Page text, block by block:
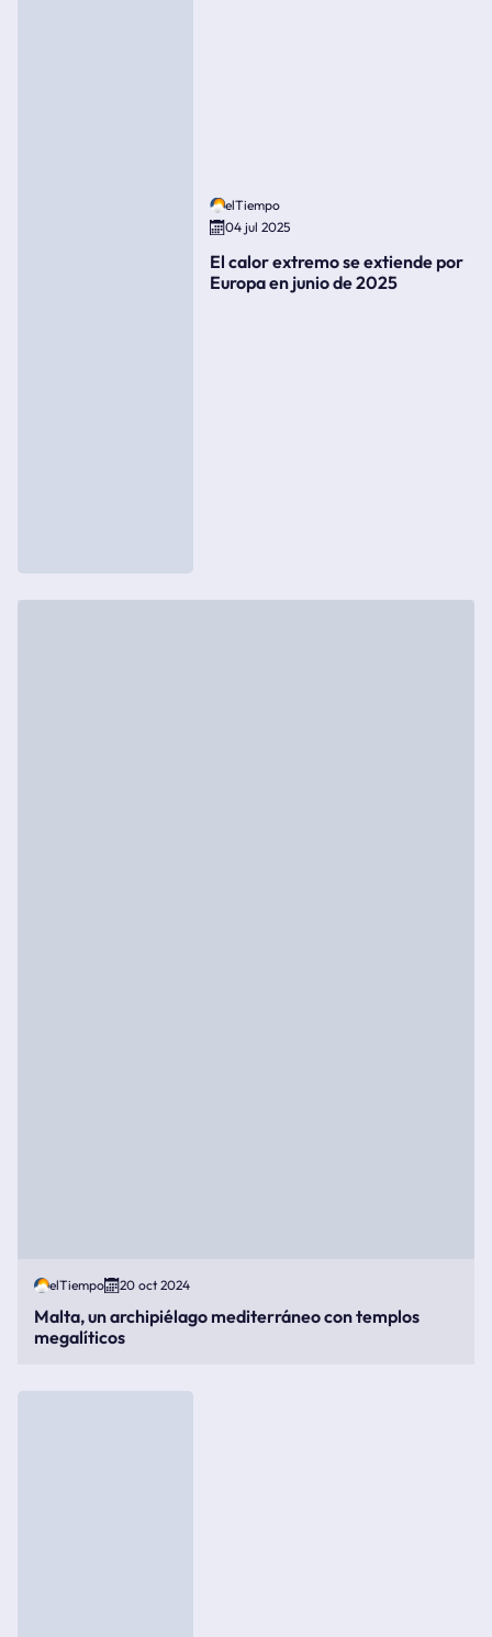
elTiempo
04 jul 2025
El calor extremo se extiende por
Europa en junio de 2025
elTiempo 20 oct 2024
Malta, un archipiélago mediterráneo con templos
megalíticos